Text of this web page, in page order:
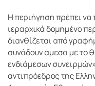
Η περιήγηση πρέπει να
ιεραρχικά δομημένο
διανθίζεται από
συνάδουν άμεσα με το
ενδιάμεσων
αντιπρόεδρος της